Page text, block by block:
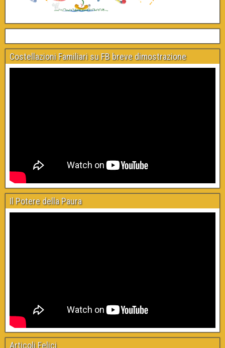
Costellazioni Familiari su FB breve dimostrazione
Il Potere della Paura
Articoli Felici